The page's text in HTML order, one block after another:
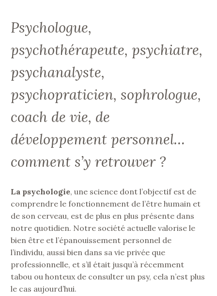
Psychologue,
psychothérapeute, psychiatre,
psychanalyste,
psychopraticien, sophrologue,
coach de vie, de
développement personnel…
comment s’y retrouver ?
La psychologie, une science dont l’objectif est de
comprendre le fonctionnement de l’être humain et
de son cerveau, est de plus en plus présente dans
notre quotidien. Notre société actuelle valorise le
bien être et l’épanouissement personnel de
l’individu, aussi bien dans sa vie privée que
professionnelle, et s’il était jusqu’à récemment
tabou ou honteux de consulter un psy, cela n’est plus
le cas aujourd’hui.